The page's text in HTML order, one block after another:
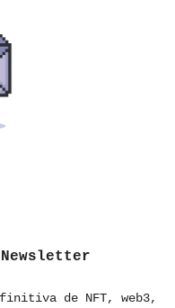
de NFT, web3,